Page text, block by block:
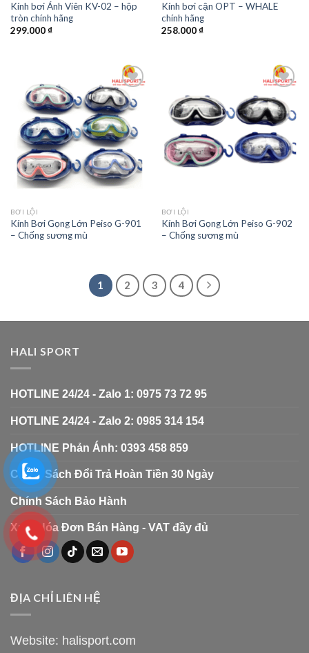
Kính bơi Ánh Viên KV-02 – hộp
tròn chính hãng
299.000₫
Kính bơi cận OPT – WHALE
chính hãng
258.000₫
Add to
wishlist
BƠI LỘI
Kính Bơi Gọng Lớn Peiso G-901
– Chống sương mù
Add to
wishlist
BƠI LỘI
Kính Bơi Gọng Lớn Peiso G-902
– Chống sương mù
1 2 3 4
HALI SPORT
HOTLINE 24/24 - Zalo 1: 0975 73 72 95
HOTLINE 24/24 - Zalo 2: 0985 314 154
HOTLINE Phản Ánh: 0393 458 859
Chính Sách Đổi Trả Hoàn Tiền 30 Ngày
Chính Sách Bảo Hành
Xuất Hóa Đơn Bán Hàng - VAT đầy đủ
ĐỊA CHỈ LIÊN HỆ
Website: halisport.com